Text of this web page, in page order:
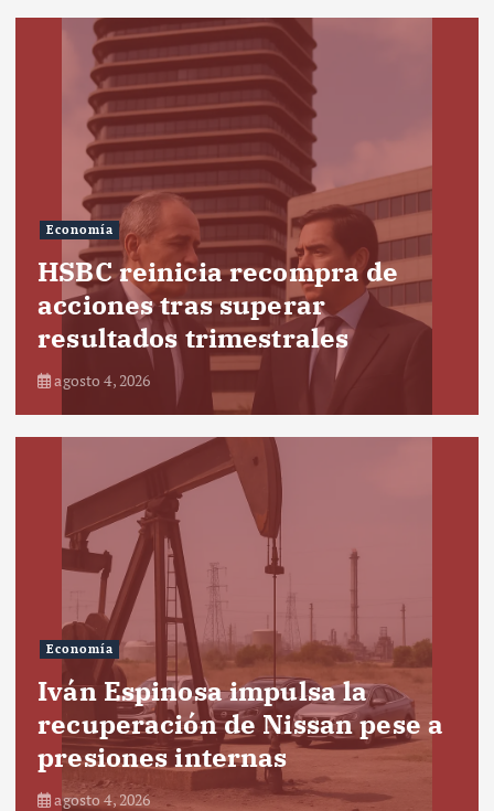
Economía
HSBC reinicia recompra de
acciones tras superar
resultados trimestrales
agosto 4, 2026
Economía
Iván Espinosa impulsa la
recuperación de Nissan pese a
presiones internas
agosto 4, 2026